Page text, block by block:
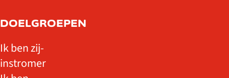
DOELGROEPEN
Ik ben zij-
instromer